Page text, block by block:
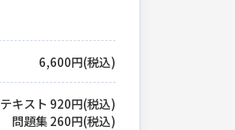
6,600円(税込)
テキスト 920円(税込)
問題集 260円(税込)